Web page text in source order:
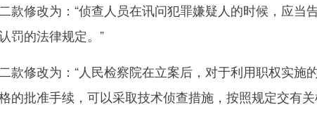
修改为：“侦查人员在讯问犯罪嫌疑人的时候，应当
罚的法律规定。”
修改为：“人民检察院在立案后，对于利用职权实施
批准手续，可以采取技术侦查措施，按照规定交有